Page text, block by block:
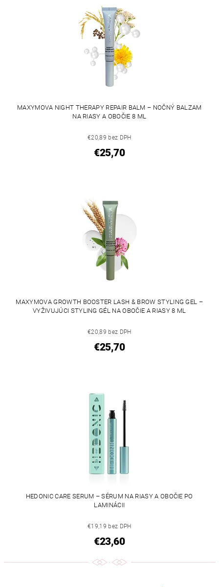
MAXYMOVA NIGHT THERAPY REPAIR BALM – NOČNÝ BALZAM
NA RIASY A OBOČIE 8 ML
€20,89 bez DPH
€25,70
MAXYMOVA GROWTH BOOSTER LASH & BROW STYLING GEL –
VYŽIVUJÚCI STYLING GÉL NA OBOČIE A RIASY 8 ML
€20,89 bez DPH
€25,70
HEDONIC CARE SERUM – SÉRUM NA RIASY A OBOČIE PO
LAMINÁCII
€19,19 bez DPH
€23,60